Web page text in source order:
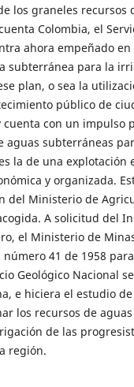
los graneles recursos
Co­lombia, el
ahora empeñado
subterránea para la
plan, o sea la
público de
cuenta con un impulso
aguas subterráneas
la de una explotación
y organizada.
del Ministerio de
A solicitud del
el Ministerio de
41 de 1958
Geológico Nacional
e hiciera el estudio
los recursos de
de las
región.